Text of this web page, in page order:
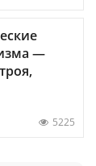
—
5225